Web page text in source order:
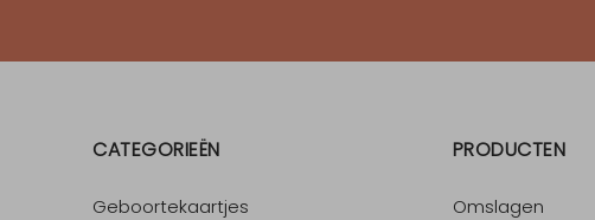
CATEGORIEËN
Geboortekaartjes
PRODUCTEN
Omslagen